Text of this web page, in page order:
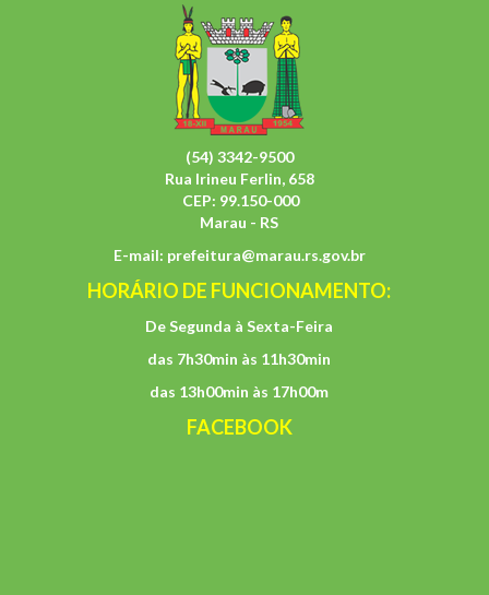
(54) 3342-9500
Rua Irineu Ferlin, 658
CEP: 99.150-000
Marau - RS
E-mail: prefeitura@marau.rs.gov.br
HORÁRIO DE FUNCIONAMENTO:
De Segunda à Sexta-Feira
das 7h30min às 11h30min
das 13h00min às 17h00m
FACEBOOK